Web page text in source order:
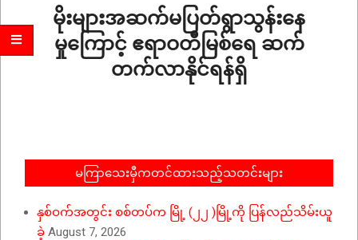
မိုးများအဆက်မပြတ်ရွာသွန်းနေ
မှုကြောင့် ဧရာဝတီမြစ်ရေ ဆက်
တက်လာနိုင်ရန်ရှိ
မကြာသေးမှီကတင်ထားသည့်သတင်းများ
နှစ်ဝက်အတွင်း စစ်တပ်က မြို့ (၂၂ )မြို့ကို ပြန်လည်သိမ်းယူ
ခဲ့ August 7, 2026